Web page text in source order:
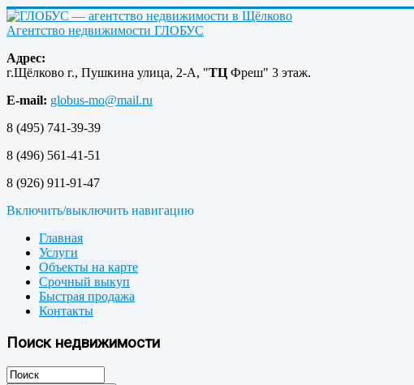
Агентство недвижимости ГЛОБУС
Адрес:
г.Щёлково г., Пушкина улица, 2-А, "ТЦ Фреш" 3 этаж.
E-mail: globus-mo@mail.ru
8 (495) 741-39-39
8 (496) 561-41-51
8 (926) 911-91-47
Включить/выключить навигацию
Главная
Услуги
Объекты на карте
Срочный выкуп
Быстрая продажа
Контакты
Поиск недвижимости